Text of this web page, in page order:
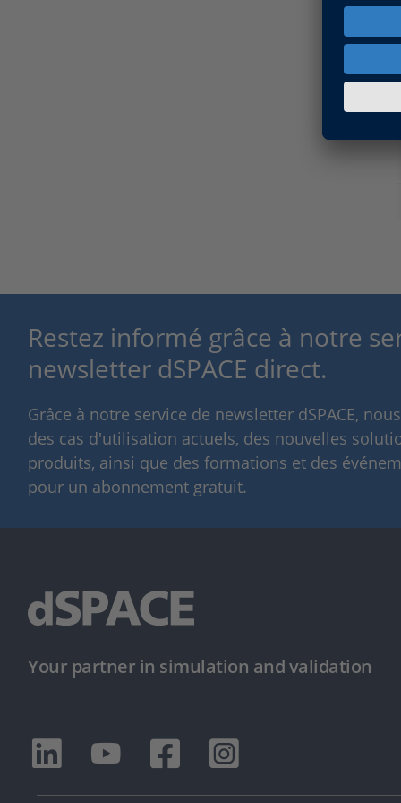
Restez informé grâce à notre
newsletter dSPACE direct.
Grâce à notre service de newsletter dSPACE,
des cas d'utilisation actuels, des nouvelles
produits, ainsi que des formations et des
pour un abonnement gratuit.
Your partner in simulation and validation